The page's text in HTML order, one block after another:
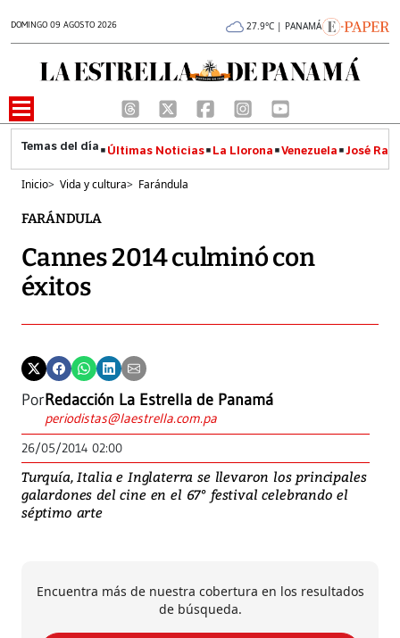
DOMINGO 09 AGOSTO 2026 27.9°C | PANAMÁ
Últimas Noticias La Llorona Venezuela José
Inicio> Vida y cultura> Farándula
FARÁNDULA
Cannes 2014 culminó con
éxitos
PorRedacción La Estrella de Panamá
periodistas@laestrella.com.pa
26/05/2014 02:00
Turquía, Italia e Inglaterra se llevaron los principales
galardones del cine en el 67° festival celebrando el
séptimo arte
Encuentra más de nuestra cobertura en los resultados
de búsqueda.